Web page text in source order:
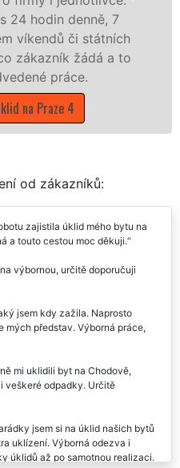
nabízíme pro
státní podniky,
hlavním městě
od zákazníků:
zajistila úklid mého bytu na
a touto cestou moc děkuji.
výbornou, určitě doporučuji
jsem kdy zažila. Naprosto
mých představ. Výborná práce,
mi uklidili byt na Chodově,
veškeré odpadky. Určitě
jsem si na úklid našich bytů
uklízení. Výborná odezva i
úklidů až po samotnou realizaci.